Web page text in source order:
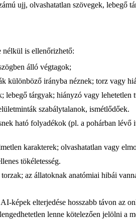
ujj, olvashatatlan szövegek, lebegő
nélkül is ellenőrizhető:
álló végtagok;
különböző irányba néznek; torz vagy
lebegő tárgyak; hiányzó vagy lehetetlen
szabálytalanok, ismétlődőek.
ható folyadékok (pl. a pohárban
karakterek; olvashatatlan vagy
tökéletesség.
az állatoknak anatómiai hibái
képek elterjedése hosszabb távon az
lenne kötelezően jelölni a